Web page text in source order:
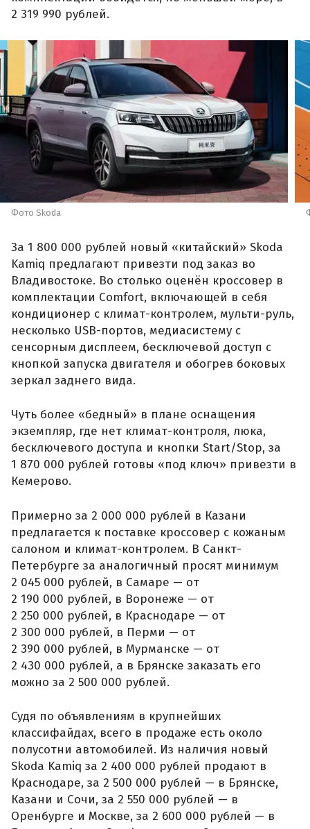
2 319 990 рублей.
Фото Skoda
За 1 800 000 рублей новый «китайский» Skoda
Kamiq предлагают привезти под заказ во
Владивостоке. Во столько оценён кроссовер в
комплектации Comfort, включающей в себя
кондиционер с климат-контролем, мульти-руль,
несколько USB-портов, медиасистему с
сенсорным дисплеем, бесключевой доступ с
кнопкой запуска двигателя и обогрев боковых
зеркал заднего вида.
Чуть более «бедный» в плане оснащения
экземпляр, где нет климат-контроля, люка,
бесключевого доступа и кнопки Start/Stop, за
1 870 000 рублей готовы «под ключ» привезти в
Кемерово.
Примерно за 2 000 000 рублей в Казани
предлагается к поставке кроссовер с кожаным
салоном и климат-контролем. В Санкт-
Петербурге за аналогичный просят минимум
2 045 000 рублей, в Самаре — от
2 190 000 рублей, в Воронеже — от
2 250 000 рублей, в Краснодаре — от
2 300 000 рублей, в Перми — от
2 390 000 рублей, в Мурманске — от
2 430 000 рублей, а в Брянске заказать его
можно за 2 500 000 рублей.
Судя по объявлениям в крупнейших
классифайдах, всего в продаже есть около
полусотни автомобилей. Из наличия новый
Skoda Kamiq за 2 400 000 рублей продают в
Краснодаре, за 2 500 000 рублей — в Брянске,
Казани и Сочи, за 2 550 000 рублей — в
Оренбурге и Москве, за 2 600 000 рублей — в